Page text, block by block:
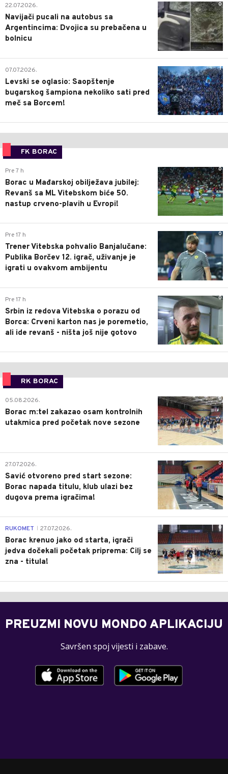
0
22.07.2026.
Navijači pucali na autobus sa
Argentincima: Dvojica su prebačena u
bolnicu
1
07.07.2026.
Levski se oglasio: Saopštenje
bugarskog šampiona nekoliko sati pred
meč sa Borcem!
FK BORAC
0
Pre 7 h
Borac u Mađarskoj obilježava jubilej:
Revanš sa ML Vitebskom biće 50.
nastup crveno-plavih u Evropi!
0
Pre 17 h
Trener Vitebska pohvalio Banjalučane:
Publika Borčev 12. igrač, uživanje je
igrati u ovakvom ambijentu
0
Pre 17 h
Srbin iz redova Vitebska o porazu od
Borca: Crveni karton nas je poremetio,
ali ide revanš - ništa još nije gotovo
RK BORAC
0
05.08.2026.
Borac m:tel zakazao osam kontrolnih
utakmica pred početak nove sezone
0
27.07.2026.
Savić otvoreno pred start sezone:
Borac napada titulu, klub ulazi bez
dugova prema igračima!
0
RUKOMET 27.07.2026.
Borac krenuo jako od starta, igrači
jedva dočekali početak priprema: Cilj se
zna - titula!
PREUZMI NOVU MONDO APLIKACIJU
Savršen spoj vijesti i zabave.